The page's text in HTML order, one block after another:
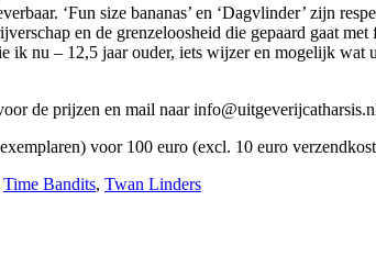
‘Fun size bananas’ en ‘Dagvlinder’ zijn
en de grenzeloosheid die gepaard gaat
ik nu – 12,5 jaar ouder, iets wijzer en mogelijk
de prijzen en mail naar
voor 100 euro (excl. 10 euro
Time Bandits, Twan Linders